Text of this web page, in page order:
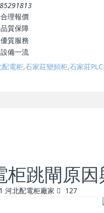
合理報價
品質保障
優質服務
設備一流
柜跳閘原
河北配電柜廠家 127